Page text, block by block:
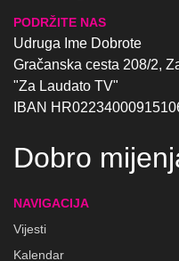
PODRŽITE NAS
Udruga Ime Dobrote
Gračanska cesta 208/2,
"Za Laudato TV"
IBAN
Dobro
NAVIGACIJA
Vijesti
Kalendar